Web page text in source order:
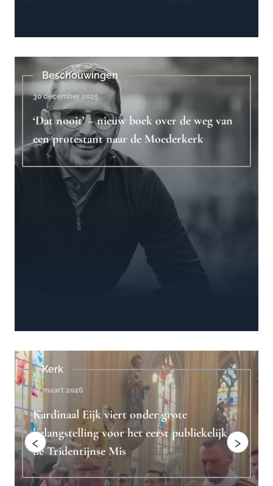
Beschouwingen
30 december 2025
‘Dat nooit’ – nieuw boek over de weg van
een protestant naar de Moederkerk
Beschouwingen
4 februari 2023
Ridderlijkheid is het antwoord op
"toxische mannelijkheid"
‹ ›